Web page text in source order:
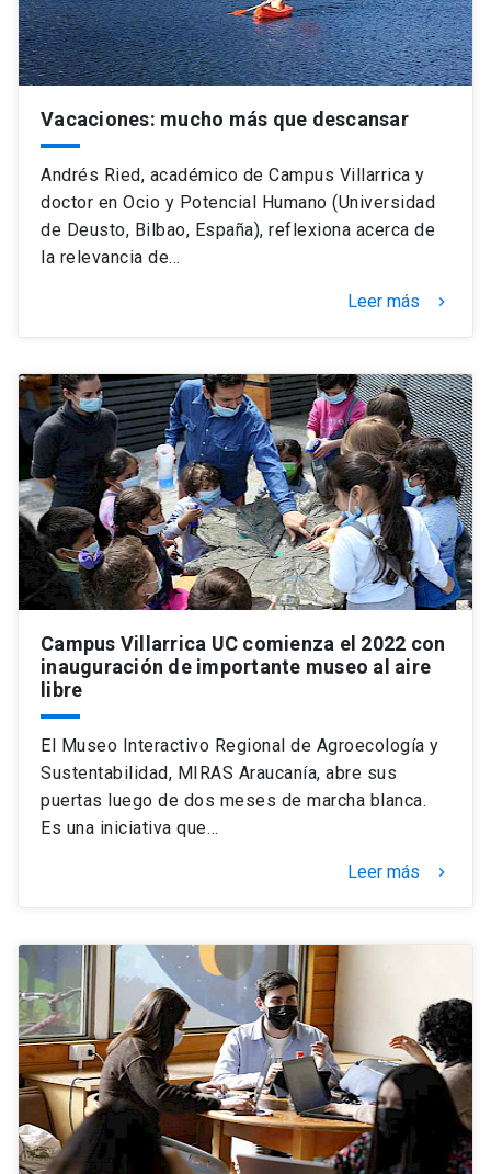
Vacaciones: mucho más que descansar
Andrés Ried, académico de Campus Villarrica y
doctor en Ocio y Potencial Humano (Universidad
de Deusto, Bilbao, España), reflexiona acerca de
la relevancia de…
Leer más keyboard_arrow_right
Campus Villarrica UC comienza el 2022 con
inauguración de importante museo al aire
libre
El Museo Interactivo Regional de Agroecología y
Sustentabilidad, MIRAS Araucanía, abre sus
puertas luego de dos meses de marcha blanca.
Es una iniciativa que…
Leer más keyboard_arrow_right